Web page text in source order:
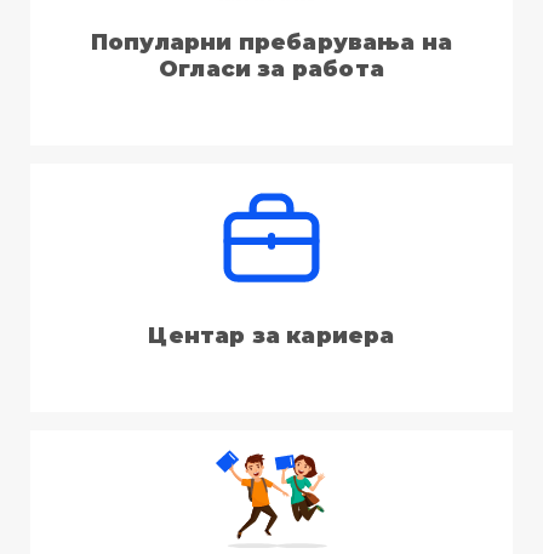
Популарни пребарувања на
Огласи за работа
Центар за кариера